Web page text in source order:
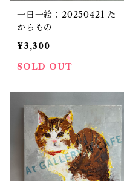
一日一絵：20250421 た
からもの
¥3,300
SOLD OUT